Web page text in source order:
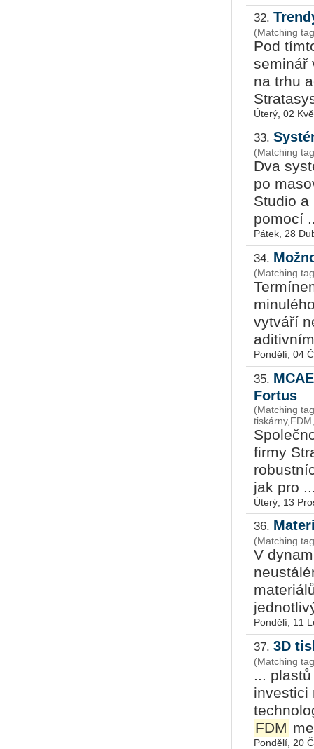
32.
(Matching
Pod
seminář
na trhu
Úterý, 02
33.
(Matching
Dva
po
Studio
pomocí
Pátek, 28
34.
(Matching
vytváří
Pondělí, 04
35.
Fortus
(Matching
firmy
jak pro
Úterý, 13
36.
(Matching
V
Pondělí, 11
37. 3D
(Matching
...
investici
FDM
Pondělí, 20